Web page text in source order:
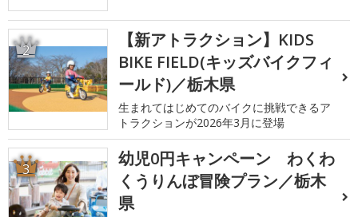
2
【新アトラクション】KIDS
BIKE FIELD(キッズバイクフィ
ールド)／栃木県
生まれてはじめてのバイクに挑戦できるア
トラクションが2026年3月に登場
3
幼児0円キャンペーン わくわ
くうりんぼ冒険プラン／栃木
県